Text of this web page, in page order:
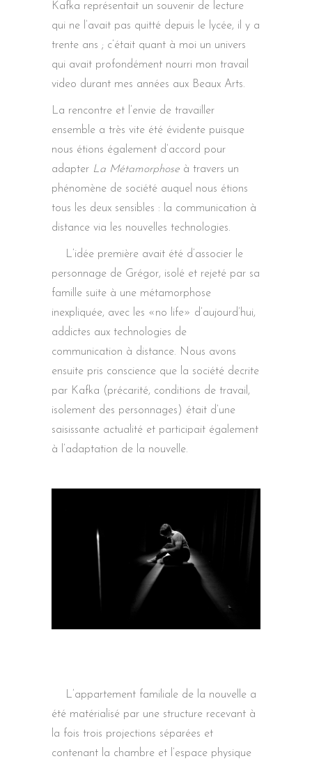
Kafka représentait un souvenir de lecture
qui ne l’avait pas quitté depuis le lycée, il y a
trente ans ; c’était quant à moi un univers
qui avait profondément nourri mon travail
video durant mes années aux Beaux Arts.
La rencontre et l’envie de travailler
ensemble a très vite été évidente puisque
nous étions également d’accord pour
adapter La Métamorphose à travers un
phénomène de société auquel nous étions
tous les deux sensibles : la communication à
distance via les nouvelles technologies.
L’idée première avait été d’associer le
personnage de Grégor, isolé et rejeté par sa
famille suite à une métamorphose
inexpliquée, avec les «no life» d’aujourd’hui,
addictes aux technologies de
communication à distance. Nous avons
ensuite pris conscience que la société decrite
par Kafka (précarité, conditions de travail,
isolement des personnages) était d’une
saisissante actualité et participait également
à l’adaptation de la nouvelle.
L’appartement familiale de la nouvelle a
été matérialisé par une structure recevant à
la fois trois projections séparées et
contenant la chambre et l’espace physique